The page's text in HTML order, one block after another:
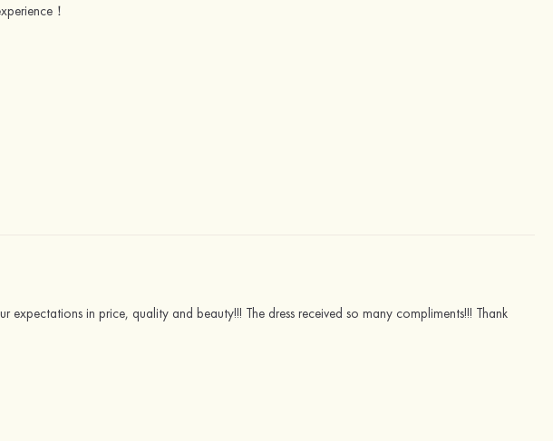
！
expectations in price, quality and beauty!!! The dress received so many compliments!!! Thank